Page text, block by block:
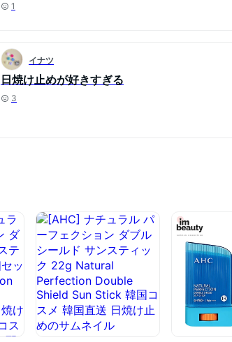
1
イナツ
日焼け止めが好きすぎる
3